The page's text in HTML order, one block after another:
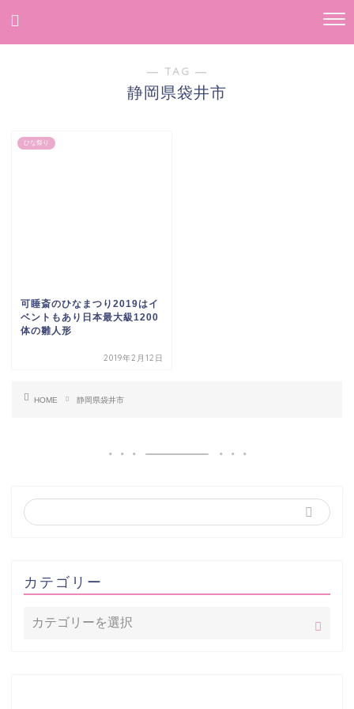
― TAG ―
静岡県袋井市
ひな祭り
可睡斎のひなまつり2019はイ
ベントもあり日本最大級1200
体の雛人形
2019年2月12日
HOME 静岡県袋井市
カテゴリー